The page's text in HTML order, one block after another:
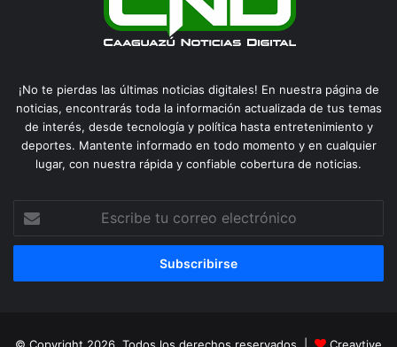
¡No te pierdas las últimas noticias digitales! En nuestra página de
noticias, encontrarás toda la información actualizada de tus temas
de interés, desde tecnología y política hasta entretenimiento y
deportes. Mantente informado en todo momento y en cualquier
lugar, con nuestra rápida y confiable cobertura de noticias.
correo
© Copyright 2026, Todos los derechos reservados |
Creavtive